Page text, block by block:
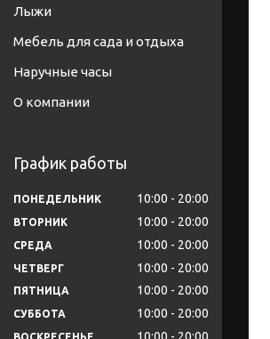
Лыжи
Мебель для сада и отдыха
Наручные часы
О компании
График работы
ПОНЕДЕЛЬНИК 10:00 20:00
ВТОРНИК 10:00 20:00
СРЕДА 10:00 20:00
ЧЕТВЕРГ 10:00 20:00
ПЯТНИЦА 10:00 20:00
СУББОТА 10:00 20:00